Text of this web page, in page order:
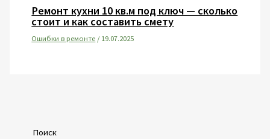
Ремонт кухни 10 кв.м под ключ — сколько
стоит и как составить смету
Ошибки в ремонте /19.07.2025
Поиск